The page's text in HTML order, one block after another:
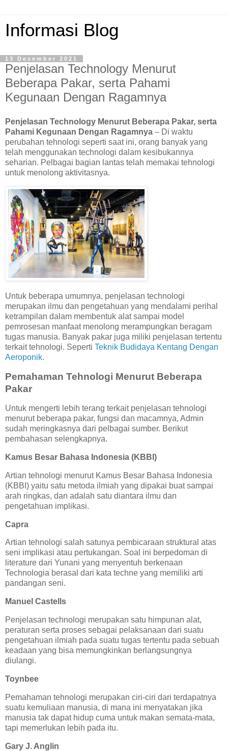
Informasi Blog
13 Desember 2021
Penjelasan Technology Menurut
Beberapa Pakar, serta Pahami
Kegunaan Dengan Ragamnya
Penjelasan Technology Menurut Beberapa Pakar, serta
Pahami Kegunaan Dengan Ragamnya – Di waktu
perubahan tehnologi seperti saat ini, orang banyak yang
telah menggunakan technologi dalam kesibukannya
seharian. Pelbagai bagian lantas telah memakai tehnologi
untuk menolong aktivitasnya.
Untuk beberapa umumnya, penjelasan technologi
merupakan ilmu dan pengetahuan yang mendalami perihal
ketrampilan dalam membentuk alat sampai model
pemrosesan manfaat menolong merampungkan beragam
tugas manusia. Banyak pakar juga miliki penjelasan tertentu
terkait tehnologi. Seperti Teknik Budidaya Kentang Dengan
Aeroponik.
Pemahaman Tehnologi Menurut Beberapa
Pakar
Untuk mengerti lebih terang terkait penjelasan tehnologi
menurut beberapa pakar, fungsi dan macamnya, Admin
sudah meringkasnya dari pelbagai sumber. Berikut
pembahasan selengkapnya.
Kamus Besar Bahasa Indonesia (KBBI)
Artian tehnologi menurut Kamus Besar Bahasa Indonesia
(KBBI) yaitu satu metoda ilmiah yang dipakai buat sampai
arah ringkas, dan adalah satu diantara ilmu dan
pengetahuan implikasi.
Capra
Artian tehnologi salah satunya pembicaraan struktural atas
seni implikasi atau pertukangan. Soal ini berpedoman di
literature dari Yunani yang menyentuh berkenaan
Technologia berasal dari kata techne yang memiliki arti
pandangan seni.
Manuel Castells
Penjelasan technologi merupakan satu himpunan alat,
peraturan serta proses sebagai pelaksanaan dari suatu
pengetahuan ilmiah pada suatu tugas tertentu pada sebuah
keadaan yang bisa memungkinkan berlangsungnya
diulangi.
Toynbee
Pemahaman tehnologi merupakan ciri-ciri dari terdapatnya
suatu kemuliaan manusia, di mana ini menyatakan jika
manusia tak dapat hidup cuma untuk makan semata-mata,
tapi memerlukan lebih pada itu.
Gary J. Anglin